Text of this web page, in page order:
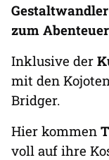
zum
Inklusive der
mit den
Bridger.
Hier kommen
voll auf ihre